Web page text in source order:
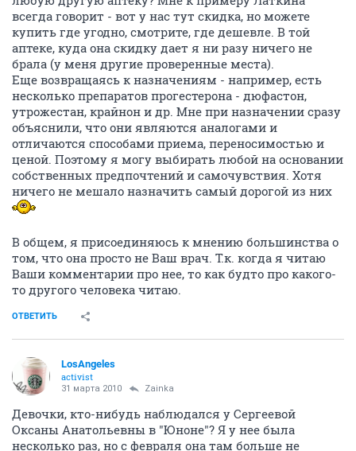
всегда говорит - вот у нас тут скидка, но можете
купить где угодно, смотрите, где дешевле. В той
аптеке, куда она скидку дает я ни разу ничего не
брала (у меня другие проверенные места).
Еще возвращаясь к назначениям - например, есть
несколько препаратов прогестерона - дюфастон,
утрожестан, крайнон и др. Мне при назначении сразу
объяснили, что они являются аналогами и
отличаются способами приема, переносимостью и
ценой. Поэтому я могу выбирать любой на основании
собственных предпочтений и самочувствия. Хотя
ничего не мешало назначить самый дорогой из них
В общем, я присоединяюсь к мнению большинства о
том, что она просто не Ваш врач. Т.к. когда я читаю
Ваши комментарии про нее, то как будто про какого-
то другого человека читаю.
ОТВЕТИТЬ
LosAngeles
activist
31 марта 2010 Zainka
Девочки, кто-нибудь наблюдался у Сергеевой
Оксаны Анатольевны в "Юноне"? Я у нее была
несколько раз, но с февраля она там больше не